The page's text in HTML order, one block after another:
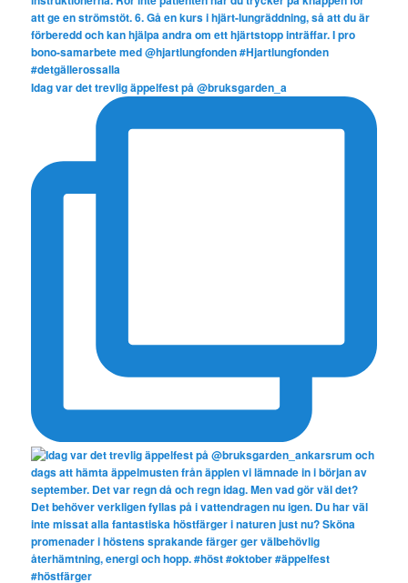
Idag var det trevlig äppelfest på @bruksgarden_a